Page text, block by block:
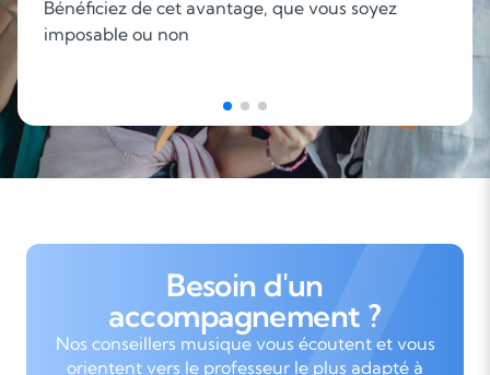
Bénéficiez de cet avantage, que vous soyez
imposable ou non
Besoin d'un
accompagnement ?
Nos conseillers musique vous écoutent et vous
orientent vers le professeur le plus adapté à